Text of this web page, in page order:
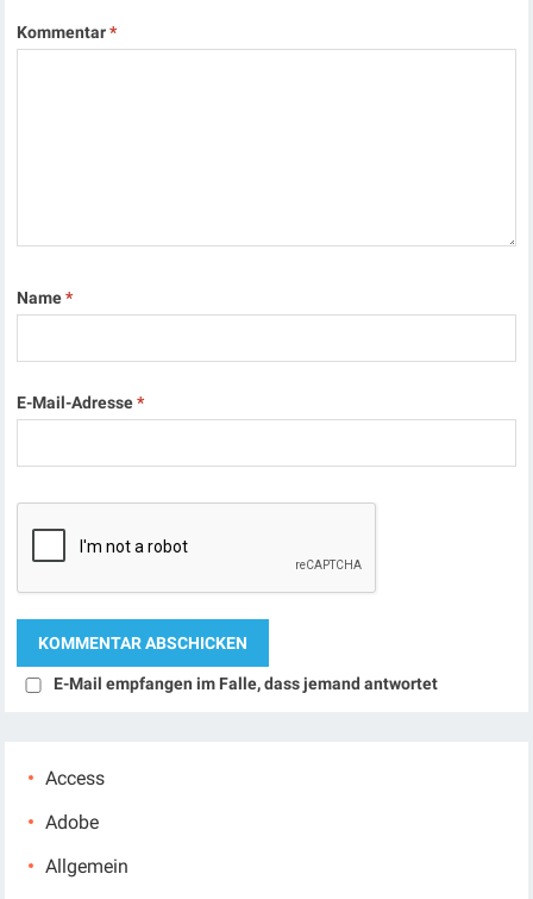
Kommentar*
Name*
E-Mail-Adresse*
E-Mail empfangen im Falle, dass jemand antwortet
Access
Adobe
Allgemein